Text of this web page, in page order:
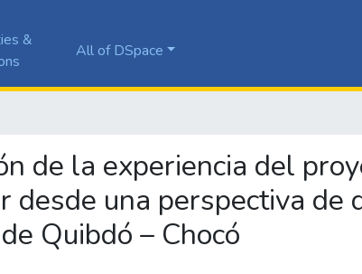
&
All of DSpace
de la experiencia del
una perspectiva de
Quibdó – Chocó